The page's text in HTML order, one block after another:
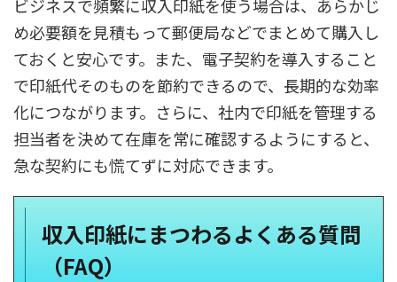
ビジネスで頻繁に収入印紙を使う場合は、あらかじ
め必要額を見積もって郵便局などでまとめて購入し
ておくと安心です。また、電子契約を導入すること
で印紙代そのものを節約できるので、長期的な効率
化につながります。さらに、社内で印紙を管理する
担当者を決めて在庫を常に確認するようにすると、
急な契約にも慌てずに対応できます。
収入印紙にまつわるよくある質問
（FAQ）